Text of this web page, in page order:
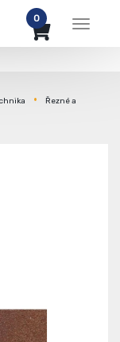
Menu
0
Řezné a